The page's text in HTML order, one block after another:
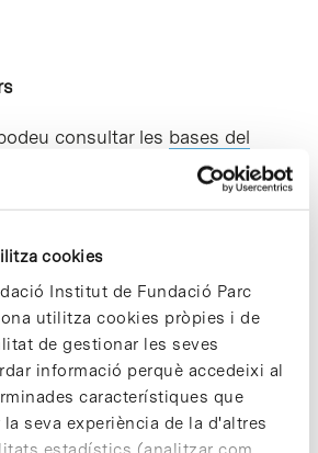
cookies
Institut de Fundació Parc
utilitza cookies pròpies i de
de gestionar les seves
informació perquè accedeixi al
característiques que
seva experiència de la d'altres
estadístics (analitzar com
consultar les bases del
per saber com gaudir del